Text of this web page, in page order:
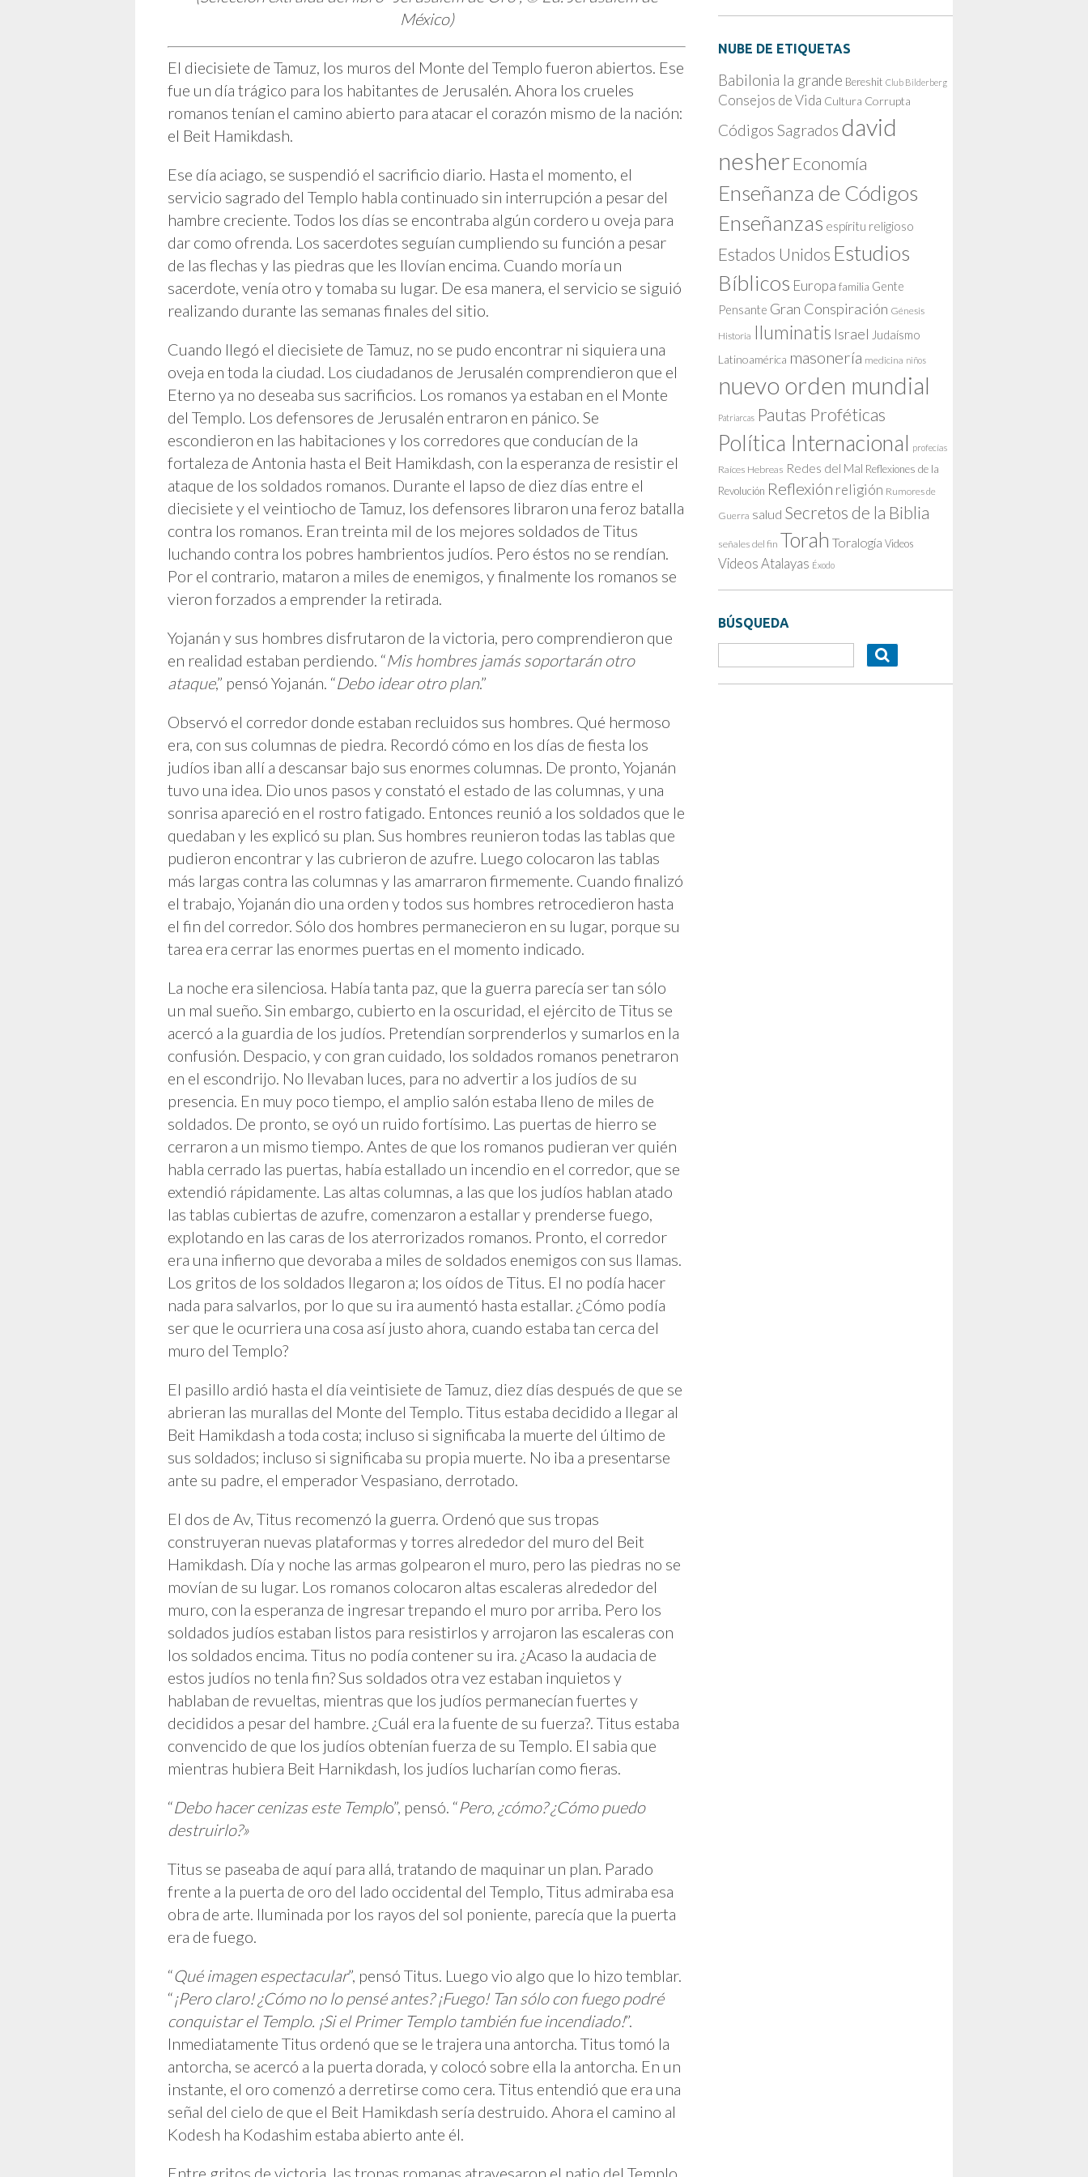
Templo
México)
El diecisiete de Tamuz, los muros del Monte del Templo fueron abiertos. Ese
fue un día trágico para los habitantes de Jerusalén. Ahora los crueles
romanos tenían el camino abierto para atacar el corazón mismo de la nación:
el Beit Hamikdash.
Ese día aciago, se suspendió el sacrificio diario. Hasta el momento, el
servicio sagrado del Templo habla continuado sin interrupción a pesar del
hambre creciente. Todos los días se encontraba algún cordero u oveja para
dar como ofrenda. Los sacerdotes seguían cumpliendo su función a pesar
de las flechas y las piedras que les llovían encima. Cuando moría un
sacerdote, venía otro y tomaba su lugar. De esa manera, el servicio se siguió
realizando durante las semanas finales del sitio.
Cuando llegó el diecisiete de Tamuz, no se pudo encontrar ni siquiera una
oveja en toda la ciudad. Los ciudadanos de Jerusalén comprendieron que el
Eterno ya no deseaba sus sacrificios. Los romanos ya estaban en el Monte
del Templo. Los defensores de Jerusalén entraron en pánico. Se
escondieron en las habitaciones y los corredores que conducían de la
fortaleza de Antonia hasta el Beit Hamikdash, con la esperanza de resistir el
ataque de los soldados romanos. Durante el lapso de diez días entre el
diecisiete y el veintiocho de Tamuz, los defensores libraron una feroz batalla
contra los romanos. Eran treinta mil de los mejores soldados de Titus
luchando contra los pobres hambrientos judíos. Pero éstos no se rendían.
Por el contrario, mataron a miles de enemigos, y finalmente los romanos se
vieron forzados a emprender la retirada.
Yojanán y sus hombres disfrutaron de la victoria, pero comprendieron que
en realidad estaban perdiendo. “Mis hombres jamás soportarán otro
ataque,” pensó Yojanán. “Debo idear otro plan.”
Observó el corredor donde estaban recluidos sus hombres. Qué hermoso
era, con sus columnas de piedra. Recordó cómo en los días de fiesta los
judíos iban allí a descansar bajo sus enormes columnas. De pronto, Yojanán
tuvo una idea. Dio unos pasos y constató el estado de las columnas, y una
sonrisa apareció en el rostro fatigado. Entonces reunió a los soldados que le
quedaban y les explicó su plan. Sus hombres reunieron todas las tablas que
pudieron encontrar y las cubrieron de azufre. Luego colocaron las tablas
más largas contra las columnas y las amarraron firmemente. Cuando finalizó
el trabajo, Yojanán dio una orden y todos sus hombres retrocedieron hasta
el fin del corredor. Sólo dos hombres permanecieron en su lugar, porque su
tarea era cerrar las enormes puertas en el momento indicado.
La noche era silenciosa. Había tanta paz, que la guerra parecía ser tan sólo
un mal sueño. Sin embargo, cubierto en la oscuridad, el ejército de Titus se
acercó a la guardia de los judíos. Pretendían sorprenderlos y sumarlos en la
confusión. Despacio, y con gran cuidado, los soldados romanos penetraron
en el escondrijo. No llevaban luces, para no advertir a los judíos de su
presencia. En muy poco tiempo, el amplio salón estaba lleno de miles de
soldados. De pronto, se oyó un ruido fortísimo. Las puertas de hierro se
cerraron a un mismo tiempo. Antes de que los romanos pudieran ver quién
habla cerrado las puertas, había estallado un incendio en el corredor, que se
extendió rápidamente. Las altas columnas, a las que los judíos hablan atado
las tablas cubiertas de azufre, comenzaron a estallar y prenderse fuego,
explotando en las caras de los aterrorizados romanos. Pronto, el corredor
era una infierno que devoraba a miles de soldados enemigos con sus llamas.
Los gritos de los soldados llegaron a; los oídos de Titus. El no podía hacer
nada para salvarlos, por lo que su ira aumentó hasta estallar. ¿Cómo podía
ser que le ocurriera una cosa así justo ahora, cuando estaba tan cerca del
muro del Templo?
El pasillo ardió hasta el día veintisiete de Tamuz, diez días después de que se
abrieran las murallas del Monte del Templo. Titus estaba decidido a llegar al
Beit Hamikdash a toda costa; incluso si significaba la muerte del último de
sus soldados; incluso si significaba su propia muerte. No iba a presentarse
ante su padre, el emperador Vespasiano, derrotado.
El dos de Av, Titus recomenzó la guerra. Ordenó que sus tropas
construyeran nuevas plataformas y torres alrededor del muro del Beit
Hamikdash. Día y noche las armas golpearon el muro, pero las piedras no se
movían de su lugar. Los romanos colocaron altas escaleras alrededor del
muro, con la esperanza de ingresar trepando el muro por arriba. Pero los
soldados judíos estaban listos para resistirlos y arrojaron las escaleras con
los soldados encima. Titus no podía contener su ira. ¿Acaso la audacia de
estos judíos no tenla fin? Sus soldados otra vez estaban inquietos y
hablaban de revueltas, mientras que los judíos permanecían fuertes y
decididos a pesar del hambre. ¿Cuál era la fuente de su fuerza?. Titus estaba
convencido de que los judíos obtenían fuerza de su Templo. El sabia que
mientras hubiera Beit Harnikdash, los judíos lucharían como fieras.
“Debo hacer cenizas este Templo”, pensó. “Pero, ¿cómo? ¿Cómo puedo
destruirlo?»
Titus se paseaba de aquí para allá, tratando de maquinar un plan. Parado
frente a la puerta de oro del lado occidental del Templo, Titus admiraba esa
obra de arte. Iluminada por los rayos del sol poniente, parecía que la puerta
era de fuego.
“Qué imagen espectacular”, pensó Titus. Luego vio algo que lo hizo temblar.
“¡Pero claro! ¿Cómo no lo pensé antes? ¡Fuego! Tan sólo con fuego podré
conquistar el Templo. ¡Si el Primer Templo también fue incendiado!”.
Inmediatamente Titus ordenó que se le trajera una antorcha. Titus tomó la
antorcha, se acercó a la puerta dorada, y colocó sobre ella la antorcha. En un
instante, el oro comenzó a derretirse como cera. Titus entendió que era una
señal del cielo de que el Beit Hamikdash sería destruido. Ahora el camino al
Kodesh ha Kodashim estaba abierto ante él.
Entre gritos de victoria, las tropas romanas atravesaron el patio del Templo.
NUBE DE ETIQUETAS
Babilonia la grande Bereshit Club Bilderberg
Consejos de Vida Cultura Corrupta
Códigos Sagrados david
nesher Economía
Enseñanza de Códigos
Enseñanzas espíritu religioso
Estados Unidos Estudios
Bíblicos Europa familia Gente
Pensante Gran Conspiración Génesis
Historia Iluminatis Israel Judaísmo
Latinoamérica masonería medicina niños
nuevo orden mundial
Patriarcas Pautas Proféticas
Política Internacional profecías
Raíces Hebreas Redes del Mal Reflexiones de la
Revolución Reflexión religión Rumores de
Guerra salud Secretos de la Biblia
señales del fin Torah Toralogía Videos
Videos Atalayas Éxodo
BÚSQUEDA